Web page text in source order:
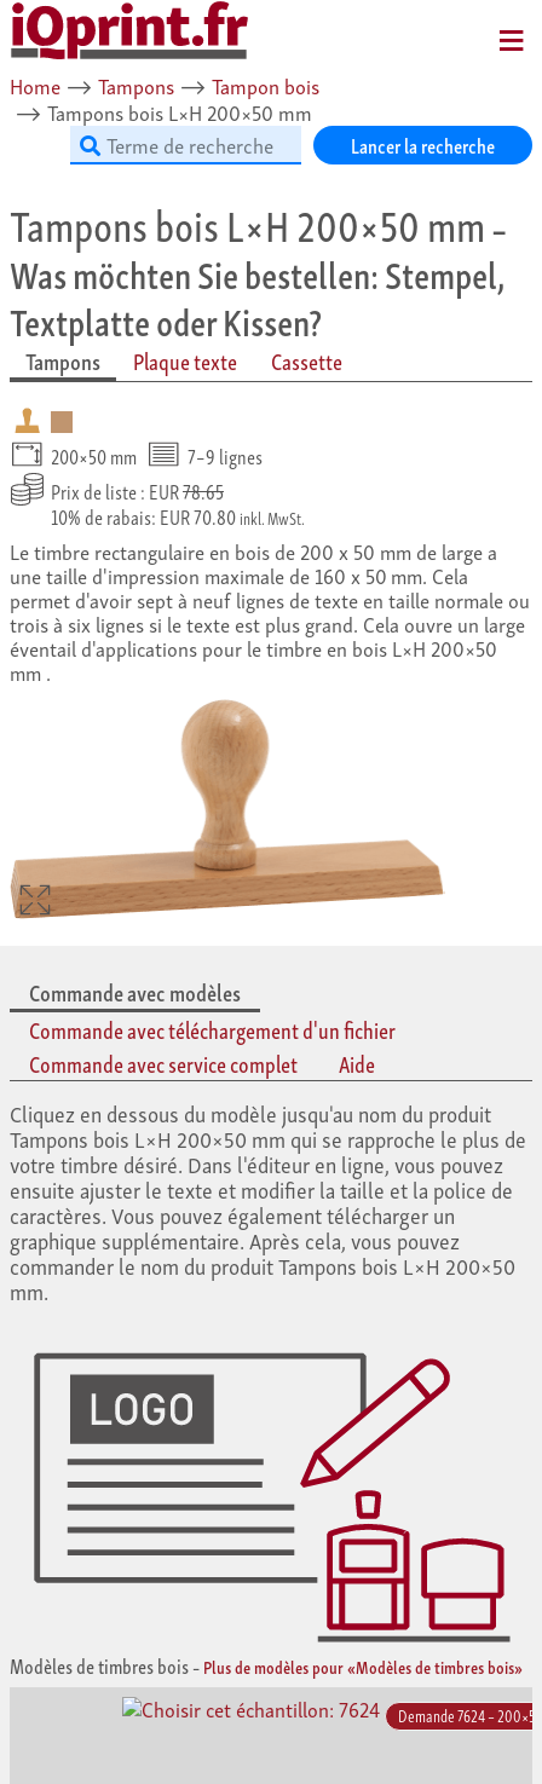
Home ⟶ Tampons ⟶ Tampon bois
⟶ Tampons bois L×H 200×50 mm
Lancer la recherche
Tampons bois L×H 200×50 mm–
Was möchten Sie bestellen: Stempel,
Textplatte oder Kissen?
Tampons Plaque texte Cassette
200×50 mm
7–9 lignes
Prix de liste : EUR78.65
10% de rabais: EUR 70.80inkl. MwSt.
Le timbre rectangulaire en bois de 200 x 50 mm de large a
une taille d'impression maximale de 160 x 50 mm. Cela
permet d'avoir sept à neuf lignes de texte en taille normale ou
trois à six lignes si le texte est plus grand. Cela ouvre un large
éventail d'applications pour le timbre en bois L×H 200×50
mm .
Commande avec modèles
Commande avec téléchargement d'un fichier
Commande avec service complet
Aide
Cliquez en dessous du modèle jusqu'au nom du produit
Tampons bois L×H 200×50 mm qui se rapproche le plus de
votre timbre désiré. Dans l'éditeur en ligne, vous pouvez
ensuite ajuster le texte et modifier la taille et la police de
caractères. Vous pouvez également télécharger un
graphique supplémentaire. Après cela, vous pouvez
commander le nom du produit Tampons bois L×H 200×50
mm.
Modèles de timbres bois–Plus de modèles pour «Modèles de timbres bois»
Demande 7624 –